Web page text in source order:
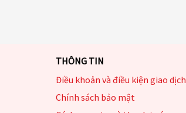
THÔNG TIN
Điều khoản và điều kiện giao dịch
Chính sách bảo mật